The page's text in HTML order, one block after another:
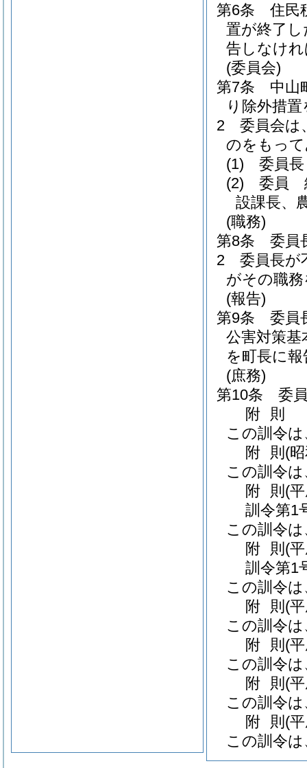
第6条
住民
置が終了
告しなけ
(委員会)
第7条
中山
り除外措
2
委員会は
のをもっ
(1)
委員
(2)
委員
設課長、
(職務)
第8条
委員
2
委員長が
がその職
(報告)
第9条
委員
公害対策基
を町長に
(庶務)
第10条
委
附 則
この訓令
附 則 (
この訓令
附 則 (
訓令第1
この訓令
附 則 (
訓令第1
この訓令
附 則 (
この訓令
附 則 (
この訓令
附 則 (
この訓令
附 則 (
この訓令